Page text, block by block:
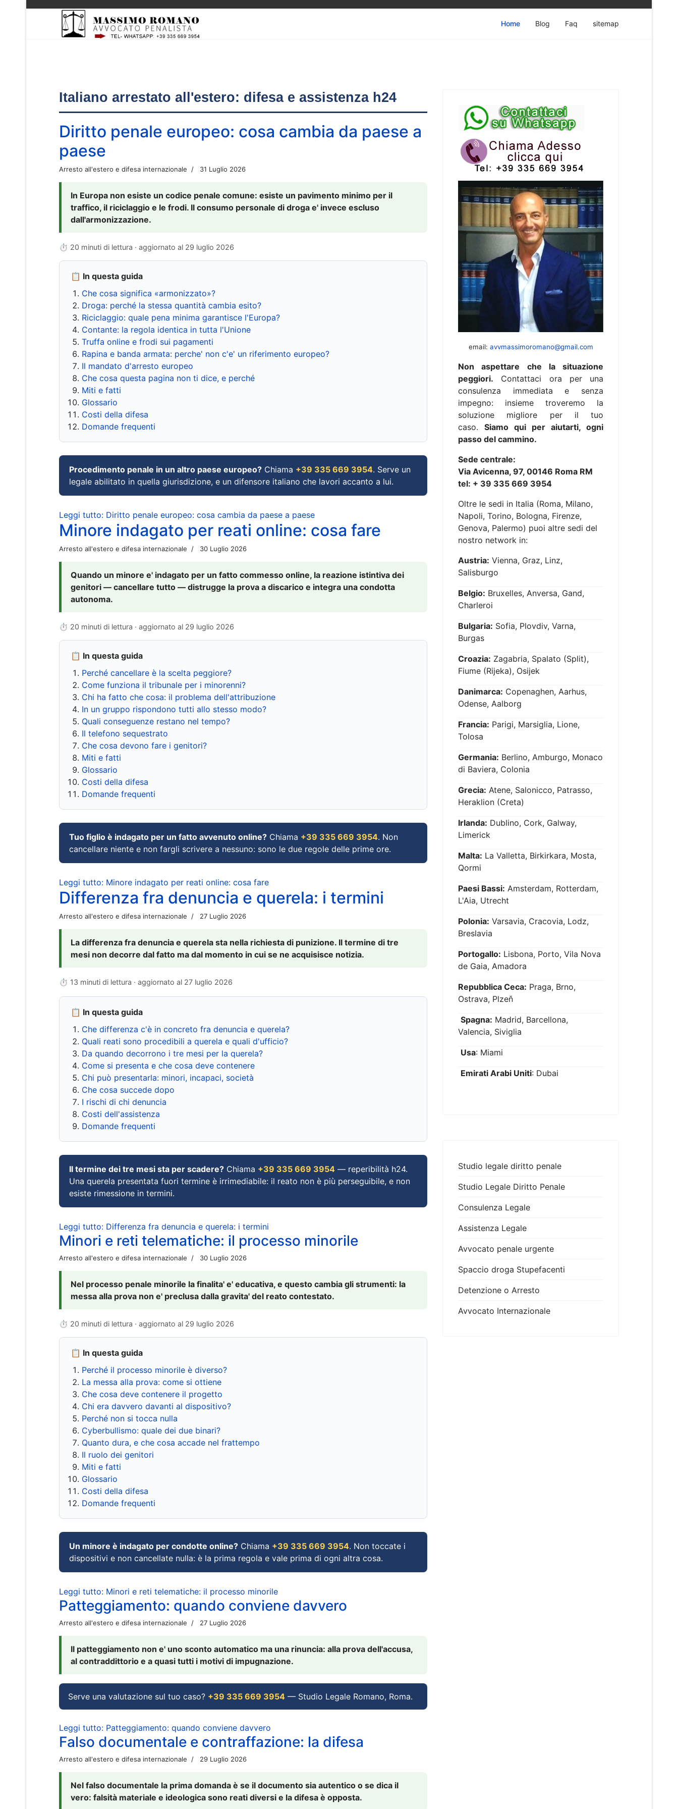
Home Blog Faq sitemap
Italiano arrestato all'estero: difesa e assistenza h24
Diritto penale europeo: cosa cambia da paese a
paese
Arresto all'estero e difesa internazionale 31 Luglio 2026
In Europa non esiste un codice penale comune: esiste un pavimento minimo per il
traffico, il riciclaggio e le frodi. Il consumo personale di droga e' invece escluso
dall'armonizzazione.
⏱ 20 minuti di lettura · aggiornato al 29 luglio 2026
📋 In questa guida
Che cosa significa «armonizzato»?
Droga: perché la stessa quantità cambia esito?
Riciclaggio: quale pena minima garantisce l'Europa?
Contante: la regola identica in tutta l'Unione
Truffa online e frodi sui pagamenti
Rapina e banda armata: perche' non c'e' un riferimento europeo?
Il mandato d'arresto europeo
Che cosa questa pagina non ti dice, e perché
Miti e fatti
Glossario
Costi della difesa
Domande frequenti
Procedimento penale in un altro paese europeo? Chiama +39 335 669 3954. Serve un
legale abilitato in quella giurisdizione, e un difensore italiano che lavori accanto a lui.
Leggi tutto: Diritto penale europeo: cosa cambia da paese a paese
Minore indagato per reati online: cosa fare
Arresto all'estero e difesa internazionale 30 Luglio 2026
Quando un minore e' indagato per un fatto commesso online, la reazione istintiva dei
genitori — cancellare tutto — distrugge la prova a discarico e integra una condotta
autonoma.
⏱ 20 minuti di lettura · aggiornato al 29 luglio 2026
📋 In questa guida
Perché cancellare è la scelta peggiore?
Come funziona il tribunale per i minorenni?
Chi ha fatto che cosa: il problema dell'attribuzione
In un gruppo rispondono tutti allo stesso modo?
Quali conseguenze restano nel tempo?
Il telefono sequestrato
Che cosa devono fare i genitori?
Miti e fatti
Glossario
Costi della difesa
Domande frequenti
Tuo figlio è indagato per un fatto avvenuto online? Chiama +39 335 669 3954. Non
cancellare niente e non fargli scrivere a nessuno: sono le due regole delle prime ore.
Leggi tutto: Minore indagato per reati online: cosa fare
Differenza fra denuncia e querela: i termini
Arresto all'estero e difesa internazionale 27 Luglio 2026
La differenza fra denuncia e querela sta nella richiesta di punizione. Il termine di tre
mesi non decorre dal fatto ma dal momento in cui se ne acquisisce notizia.
⏱ 13 minuti di lettura · aggiornato al 27 luglio 2026
📋 In questa guida
Che differenza c'è in concreto fra denuncia e querela?
Quali reati sono procedibili a querela e quali d'ufficio?
Da quando decorrono i tre mesi per la querela?
Come si presenta e che cosa deve contenere
Chi può presentarla: minori, incapaci, società
Che cosa succede dopo
I rischi di chi denuncia
Costi dell'assistenza
Domande frequenti
Il termine dei tre mesi sta per scadere? Chiama +39 335 669 3954 — reperibilità h24.
Una querela presentata fuori termine è irrimediabile: il reato non è più perseguibile, e non
esiste rimessione in termini.
Leggi tutto: Differenza fra denuncia e querela: i termini
Minori e reti telematiche: il processo minorile
Arresto all'estero e difesa internazionale 30 Luglio 2026
Nel processo penale minorile la finalita' e' educativa, e questo cambia gli strumenti: la
messa alla prova non e' preclusa dalla gravita' del reato contestato.
⏱ 20 minuti di lettura · aggiornato al 29 luglio 2026
📋 In questa guida
Perché il processo minorile è diverso?
La messa alla prova: come si ottiene
Che cosa deve contenere il progetto
Chi era davvero davanti al dispositivo?
Perché non si tocca nulla
Cyberbullismo: quale dei due binari?
Quanto dura, e che cosa accade nel frattempo
Il ruolo dei genitori
Miti e fatti
Glossario
Costi della difesa
Domande frequenti
Un minore è indagato per condotte online? Chiama +39 335 669 3954. Non toccate i
dispositivi e non cancellate nulla: è la prima regola e vale prima di ogni altra cosa.
Leggi tutto: Minori e reti telematiche: il processo minorile
Patteggiamento: quando conviene davvero
Arresto all'estero e difesa internazionale 27 Luglio 2026
Il patteggiamento non e' uno sconto automatico ma una rinuncia: alla prova dell'accusa,
al contraddittorio e a quasi tutti i motivi di impugnazione.
Serve una valutazione sul tuo caso? +39 335 669 3954 — Studio Legale Romano, Roma.
Leggi tutto: Patteggiamento: quando conviene davvero
Falso documentale e contraffazione: la difesa
Arresto all'estero e difesa internazionale 29 Luglio 2026
Nel falso documentale la prima domanda è se il documento sia autentico o se dica il
vero: falsità materiale e ideologica sono reati diversi e la difesa è opposta.
email: avvmassimoromano@gmail.com
Non aspettare che la situazione
peggiori. Contattaci ora per una
consulenza immediata e senza
impegno: insieme troveremo la
soluzione migliore per il tuo
caso. Siamo qui per aiutarti, ogni
passo del cammino.
Sede centrale:
Via Avicenna, 97, 00146 Roma RM
tel: + 39 335 669 3954
Oltre le sedi in Italia (Roma, Milano,
Napoli, Torino, Bologna, Firenze,
Genova, Palermo) puoi altre sedi del
nostro network in:
Austria: Vienna, Graz, Linz,
Salisburgo
Belgio: Bruxelles, Anversa, Gand,
Charleroi
Bulgaria: Sofia, Plovdiv, Varna,
Burgas
Croazia: Zagabria, Spalato (Split),
Fiume (Rijeka), Osijek
Danimarca: Copenaghen, Aarhus,
Odense, Aalborg
Francia: Parigi, Marsiglia, Lione,
Tolosa
Germania: Berlino, Amburgo, Monaco
di Baviera, Colonia
Grecia: Atene, Salonicco, Patrasso,
Heraklion (Creta)
Irlanda: Dublino, Cork, Galway,
Limerick
Malta: La Valletta, Birkirkara, Mosta,
Qormi
Paesi Bassi: Amsterdam, Rotterdam,
L'Aia, Utrecht
Polonia: Varsavia, Cracovia, Lodz,
Breslavia
Portogallo: Lisbona, Porto, Vila Nova
de Gaia, Amadora
Repubblica Ceca: Praga, Brno,
Ostrava, Plzeň
Spagna: Madrid, Barcellona,
Valencia, Siviglia
Usa: Miami
Emirati Arabi Uniti: Dubai
Studio legale diritto penale
Studio Legale Diritto Penale
Consulenza Legale
Assistenza Legale
Avvocato penale urgente
Spaccio droga Stupefacenti
Detenzione o Arresto
Avvocato Internazionale